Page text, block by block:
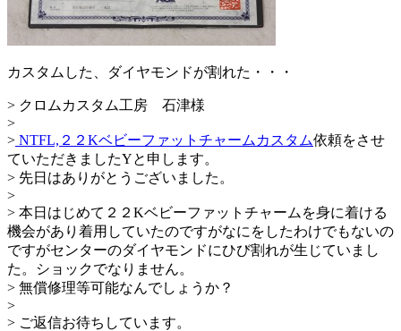
カスタムした、ダイヤモンドが割れた・・・
> クロムカスタム工房 石津様
>
> NTFL,２２Kベビーファットチャームカスタム依頼をさせ
ていただきましたYと申します。
> 先日はありがとうございました。
>
> 本日はじめて２２Kベビーファットチャームを身に着ける
機会があり着用していたのですがなにをしたわけでもないの
ですがセンターのダイヤモンドにひび割れが生じていまし
た。ショックでなりません。
> 無償修理等可能なんでしょうか？
>
> ご返信お待ちしています。